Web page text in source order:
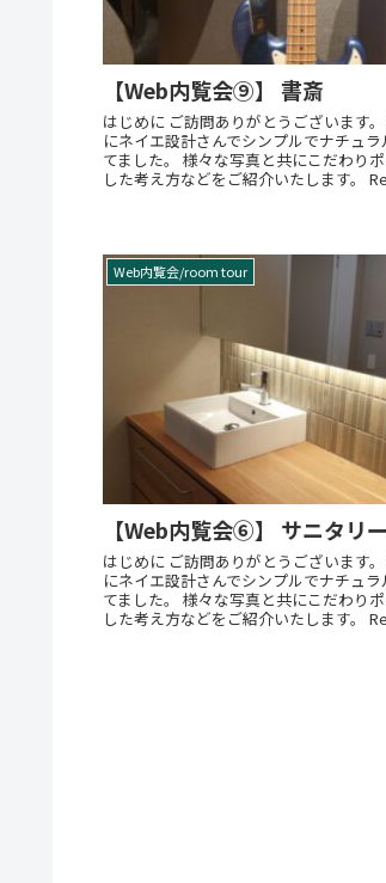
【Web内覧会⑨】 書斎
はじめに ご訪問ありがとうございます
にネイエ設計さんでシンプルでナチュ
てました。 様々な写真と共にこだわり
した考え方などをご紹介いたします。
Web内覧会/room tour
【Web内覧会⑥】 サニタリー
はじめに ご訪問ありがとうございます
にネイエ設計さんでシンプルでナチュ
てました。 様々な写真と共にこだわり
した考え方などをご紹介いたします。